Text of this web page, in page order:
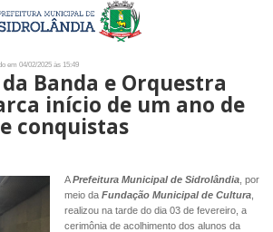
em 04/02/2025 às 15:49
Banda e Orquestra
início de um ano de
conquistas
APrefeitura Municipal de Sidrolândia, por
meio da Fundação Municipal de Cultura,
realizou na tarde do dia 03 de fevereiro, a
cerimônia de acolhimento dos alunos da